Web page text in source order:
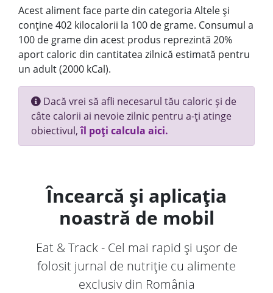
Acest aliment face parte din categoria Altele și
conține 402 kilocalorii la 100 de grame. Consumul a
100 de grame din acest produs reprezintă 20%
aport caloric din cantitatea zilnică estimată pentru
un adult (2000 kCal).
Dacă vrei să afli necesarul tău caloric și de
câte calorii ai nevoie zilnic pentru a-ți atinge
obiectivul,îl poți calcula aici.
Încearcă și aplicația
noastră de mobil
Eat & Track - Cel mai rapid și ușor de
folosit jurnal de nutriție cu alimente
exclusiv din România